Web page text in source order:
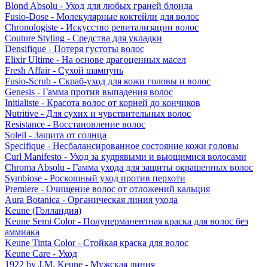
Blond Absolu - Уход для любых граней блонда
Fusio-Dose - Молекулярные коктейли для волос
Chronologiste - Искусство ревитализации волос
Couture Styling - Средства для укладки
Densifique - Потеря густоты волос
Elixir Ultime - На основе драгоценных масел
Fresh Affair - Сухой шампунь
Fusio-Scrub - Скраб-уход для кожи головы и волос
Genesis - Гамма против выпадения волос
Initialiste - Красота волос от корней до кончиков
Nutritive - Для сухих и чувствительных волос
Resistance - Восстановление волос
Soleil - Защита от солнца
Specifique - Несбалансированное состояние кожи головы
Curl Manifesto - Уход за кудрявыми и вьющимися волосами
Chroma Absolu - Гамма ухода для защиты окрашенных волос
Symbiose - Роскошный уход против перхоти
Premiere - Очищение волос от отложений кальция
Aura Botanica - Органическая линия ухода
Keune (Голландия)
Keune Semi Color - Полуперманентная краска для волос без
аммиака
Keune Tinta Color - Стойкая краска для волос
Keune Care - Уход
1922 by J.M. Keune - Мужская линия